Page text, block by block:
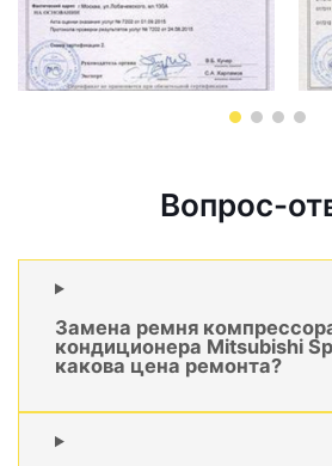
Вопрос-
Замена ремня
кондиционера Mitsubishi
какова цена ремонта?